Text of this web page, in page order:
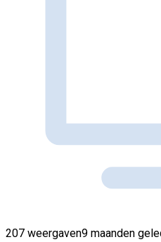
207 weergaven9 maanden